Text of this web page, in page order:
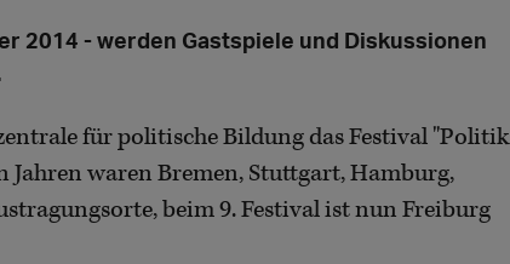
2014 - werden Gastspiele und Diskussionen
für politische Bildung das Festival "Politik
Jahren waren Bremen, Stuttgart, Hamburg,
beim 9. Festival ist nun Freiburg